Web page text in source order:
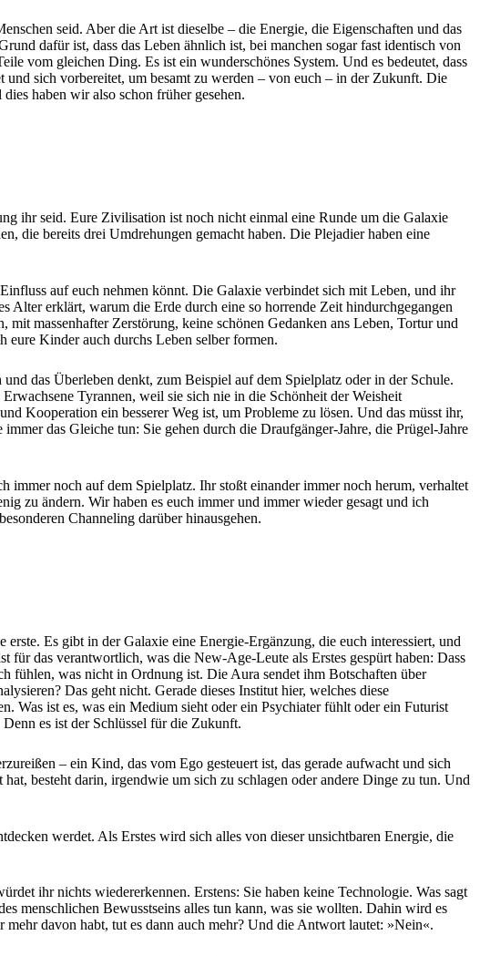
seid. Aber die Art ist dieselbe – die Energie, die Eigenschaften und das
dafür ist, dass das Leben ähnlich ist, bei manchen sogar fast identisch von
vom gleichen Ding. Es ist ein wunderschönes System. Und es bedeutet, dass
sich vorbereitet, um besamt zu werden – von euch – in der Zukunft. Die
haben wir also schon früher gesehen.
ihr seid. Eure Zivilisation ist noch nicht einmal eine Runde um die Galaxie
die bereits drei Umdrehungen gemacht haben. Die Plejadier haben eine
auf euch nehmen könnt. Die Galaxie verbindet sich mit Leben, und ihr
Alter erklärt, warum die Erde durch eine so horrende Zeit hindurchgegangen
massenhafter Zerstörung, keine schönen Gedanken ans Leben, Tortur und
eure Kinder auch durchs Leben selber formen.
das Überleben denkt, zum Beispiel auf dem Spielplatz oder in der Schule.
Tyrannen, weil sie sich nie in die Schönheit der Weisheit
Kooperation ein besserer Weg ist, um Probleme zu lösen. Und das müsst ihr,
das Gleiche tun: Sie gehen durch die Draufgänger-Jahre, die Prügel-Jahre
noch auf dem Spielplatz. Ihr stoßt einander immer noch herum, verhaltet
zu ändern. Wir haben es euch immer und immer wieder gesagt und ich
Channeling darüber hinausgehen.
Es gibt in der Galaxie eine Energie-Ergänzung, die euch interessiert, und
für das verantwortlich, was die New-Age-Leute als Erstes gespürt haben: Dass
fühlen, was nicht in Ordnung ist. Die Aura sendet ihm Botschaften über
Das geht nicht. Gerade dieses Institut hier, welches diese
Was ist es, was ein Medium sieht oder ein Psychiater fühlt oder ein Futurist
es ist der Schlüssel für die Zukunft.
– ein Kind, das vom Ego gesteuert ist, das gerade aufwacht und sich
besteht darin, irgendwie um sich zu schlagen oder andere Dinge zu tun. Und
werdet. Als Erstes wird sich alles von dieser unsichtbaren Energie, die
ihr nichts wiedererkennen. Erstens: Sie haben keine Technologie. Was sagt
menschlichen Bewusstseins alles tun kann, was sie wollten. Dahin wird es
davon habt, tut es dann auch mehr? Und die Antwort lautet: »Nein«.